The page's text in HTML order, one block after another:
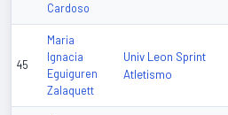
Cardoso
45
Maria
Ignacia
Eguiguren
Zalaquett
Univ Leon Sprint
Atletismo